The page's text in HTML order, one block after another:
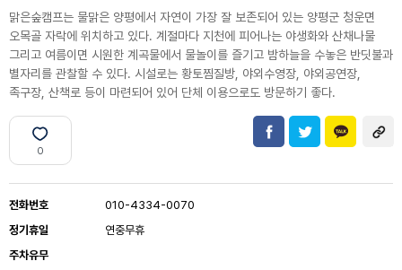
맑은숲캠프는 물맑은 양평에서 자연이 가장 잘 보존되어 있는 양평군 청운면
오목골 자락에 위치하고 있다. 계절마다 지천에 피어나는 야생화와 산채나물
그리고 여름이면 시원한 계곡물에서 물놀이를 즐기고 밤하늘을 수놓은 반딧불과
별자리를 관찰할 수 있다. 시설로는 황토찜질방, 야외수영장, 야외공연장,
족구장, 산책로 등이 마련되어 있어 단체 이용으로도 방문하기 좋다.
0
전화번호
010-4334-0070
정기휴일
연중무휴
주차유무